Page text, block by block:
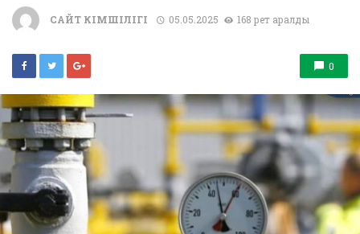
САЙТ ӘКІМШІЛІГІ 05.05.2025 168 рет қаралды
0